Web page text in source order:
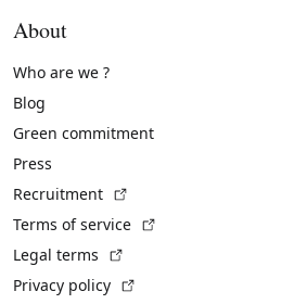
About
Who are we ?
Blog
Green commitment
Press
Recruitment
Terms of service
Legal terms
Privacy policy